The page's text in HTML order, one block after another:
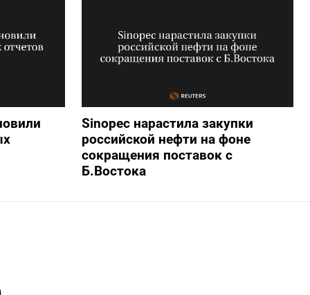
Sinopec нарастила закупки
российской нефти на фоне
сокращения поставок с
Б.Востока